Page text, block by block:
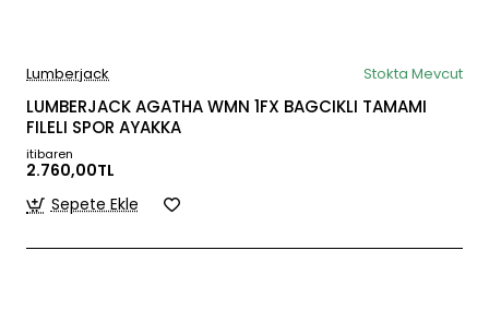
Lumberjack Stokta Mevcut
LUMBERJACK AGATHA WMN 1FX BAGCIKLI TAMAMI
FILELI SPOR AYAKKA
itibaren
2.760,00TL
Sepete Ekle